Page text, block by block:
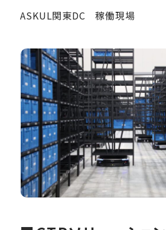
ASKUL関東DC 稼働現場